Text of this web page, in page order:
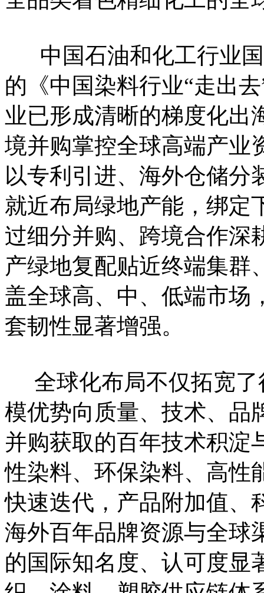
中国石油和化工行业国
的《中国染料行业“走出
业已形成清晰的梯度化出
境并购掌控全球高端产业
以专利引进、海外仓储分
就近布局绿地产能，绑定
过细分并购、跨境合作深
产绿地复配贴近终端集群
盖全球高、中、低端市场
套韧性显著增强。
全球化布局不仅拓宽了
模优势向质量、技术、品
并购获取的百年技术积淀
性染料、环保染料、高性
快速迭代，产品附加值、
海外百年品牌资源与全球
的国际知名度、认可度显